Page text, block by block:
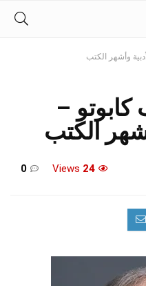
وأشهر الكتب
–
الكتب
24
0